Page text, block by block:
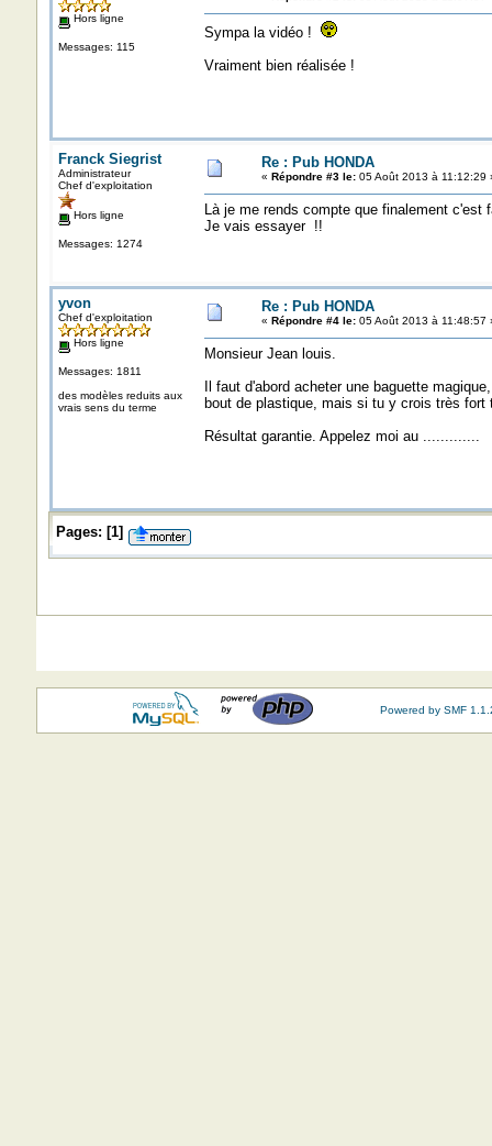
Hors ligne
Messages: 115
Sympa la vidéo !
Vraiment bien réalisée !
Franck Siegrist
Administrateur
Chef d'exploitation
Hors ligne
Messages: 1274
Re : Pub HONDA
« Répondre #3 le:05 Août 2013 à 11:12:29
Là je me rends compte que finalement c'est
Je vais essayer !!
yvon
Chef d'exploitation
Hors ligne
Messages: 1811
des modèles reduits aux
vrais sens du terme
Re : Pub HONDA
« Répondre #4 le:05 Août 2013 à 11:48:57
Monsieur Jean louis.
Il faut d'abord acheter une baguette
bout de plastique, mais si tu y crois très
Résultat garantie. Appelez moi au .............
Pages: [1]
Powered by SMF